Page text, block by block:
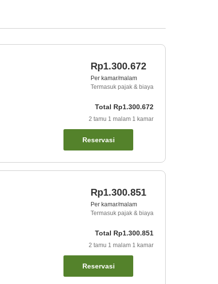
Rp1.300.672
Per kamar/malam
Termasuk pajak & biaya
Total Rp1.300.672
2 tamu 1 malam 1 kamar
Reservasi
Rp1.300.851
Per kamar/malam
Termasuk pajak & biaya
Total Rp1.300.851
2 tamu 1 malam 1 kamar
Reservasi